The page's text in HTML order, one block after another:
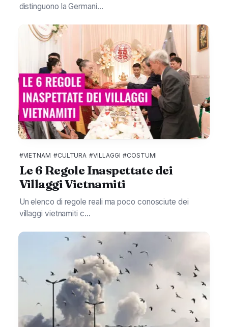
distinguono la Germani...
#VIETNAM #CULTURA #VILLAGGI #COSTUMI
Le 6 Regole Inaspettate dei
Villaggi Vietnamiti
Un elenco di regole reali ma poco conosciute dei
villaggi vietnamiti c...